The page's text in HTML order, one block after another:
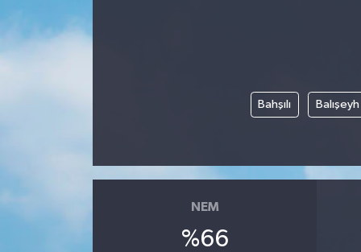
Bahşılı Balışeyh
NEM
%66
Yönetim Kurulu